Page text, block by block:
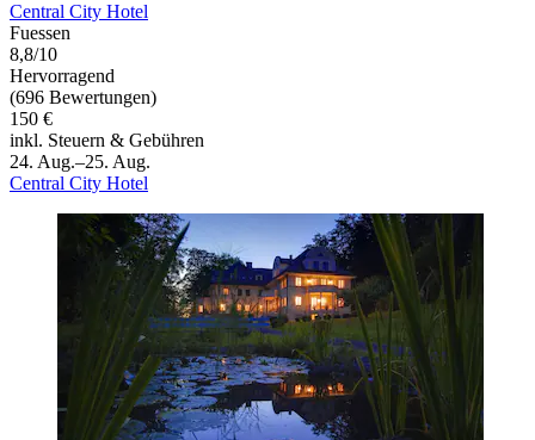
Central City Hotel
Fuessen
8,8/10
Hervorragend
(696 Bewertungen)
150 €
inkl. Steuern & Gebühren
24. Aug.–25. Aug.
Central City Hotel